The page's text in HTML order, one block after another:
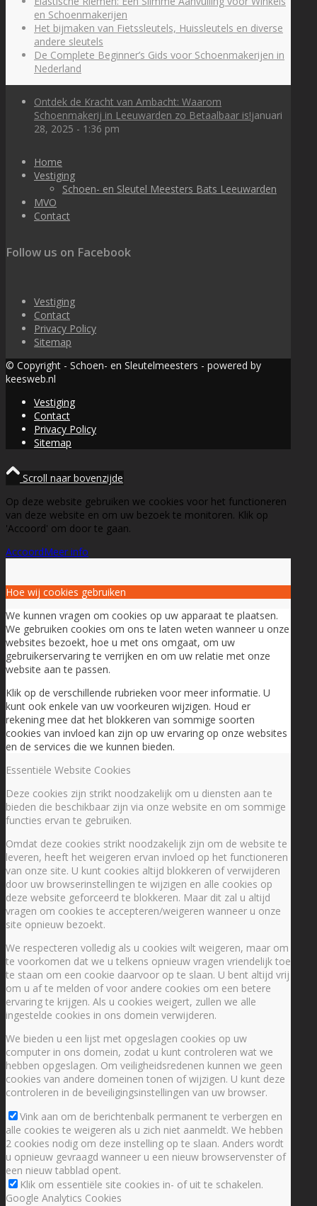
en Schoenmakerijen
Het bijmaken van Fietssleutels, Huissleutels en diverse
andere sleutels
De Complete Beginner’s Gids voor Schoenmakerijen in
Nederland
Ontdek de Kracht van Ambacht: Waarom
Schoenmakerij in Leeuwarden zo Betaalbaar is!januari
28, 2025 - 1:36 pm
Home
Vestiging
Schoen- en Sleutel Meesters Bats Leeuwarden
MVO
Contact
Follow us on Facebook
Vestiging
Contact
Privacy Policy
Sitemap
© Copyright - Schoen- en Sleutelmeesters - powered by
keesweb.nl
Vestiging
Contact
Privacy Policy
Sitemap
Scroll naar bovenzijde
Op deze website gebruiken we cookies voor het functioneren
van deze website en om uw bezoek te monitoren. Klik op
'Accoord' om door te gaan.
AccoordMeer info
Hoe wij cookies gebruiken
We kunnen vragen om cookies op uw apparaat te plaatsen.
We gebruiken cookies om ons te laten weten wanneer u onze
websites bezoekt, hoe u met ons omgaat, om uw
gebruikerservaring te verrijken en om uw relatie met onze
website aan te passen.
Klik op de verschillende rubrieken voor meer informatie. U
kunt ook enkele van uw voorkeuren wijzigen. Houd er
rekening mee dat het blokkeren van sommige soorten
cookies van invloed kan zijn op uw ervaring op onze websites
en de services die we kunnen bieden.
Essentiële Website Cookies
Deze cookies zijn strikt noodzakelijk om u diensten aan te
bieden die beschikbaar zijn via onze website en om sommige
functies ervan te gebruiken.
Omdat deze cookies strikt noodzakelijk zijn om de website te
leveren, heeft het weigeren ervan invloed op het functioneren
van onze site. U kunt cookies altijd blokkeren of verwijderen
door uw browserinstellingen te wijzigen en alle cookies op
deze website geforceerd te blokkeren. Maar dit zal u altijd
vragen om cookies te accepteren/weigeren wanneer u onze
site opnieuw bezoekt.
We respecteren volledig als u cookies wilt weigeren, maar om
te voorkomen dat we u telkens opnieuw vragen vriendelijk toe
te staan om een cookie daarvoor op te slaan. U bent altijd vrij
om u af te melden of voor andere cookies om een betere
ervaring te krijgen. Als u cookies weigert, zullen we alle
ingestelde cookies in ons domein verwijderen.
We bieden u een lijst met opgeslagen cookies op uw
computer in ons domein, zodat u kunt controleren wat we
hebben opgeslagen. Om veiligheidsredenen kunnen we geen
cookies van andere domeinen tonen of wijzigen. U kunt deze
controleren in de beveiligingsinstellingen van uw browser.
Vink aan om de berichtenbalk permanent te verbergen en
alle cookies te weigeren als u zich niet aanmeldt. We hebben
2 cookies nodig om deze instelling op te slaan. Anders wordt
u opnieuw gevraagd wanneer u een nieuw browservenster of
een nieuw tabblad opent.
Klik om essentiële site cookies in- of uit te schakelen.
Google Analytics Cookies